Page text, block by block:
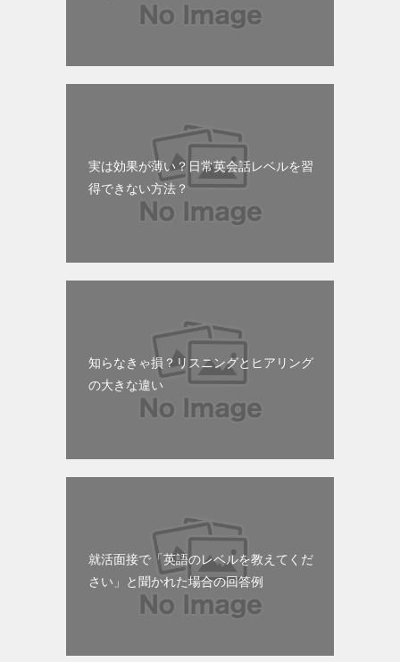
実は効果が薄い？日常英会話レベルを習
得できない方法？
知らなきゃ損？リスニングとヒアリング
の大きな違い
就活面接で「英語のレベルを教えてくだ
さい」と聞かれた場合の回答例